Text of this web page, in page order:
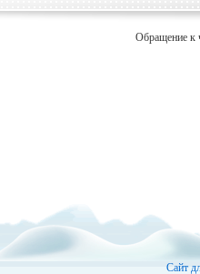
Обращение к
Сайт